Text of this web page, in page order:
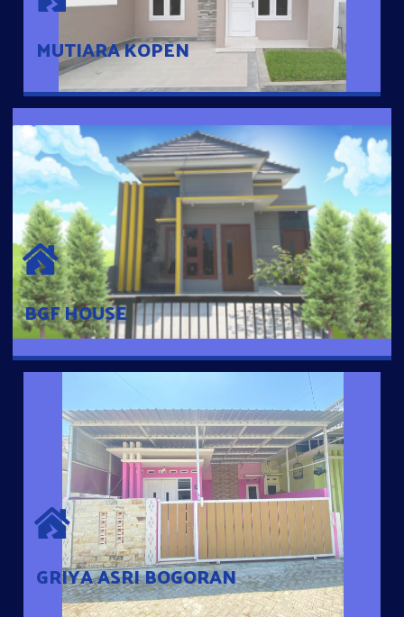
MUTIARA KOPEN
BGF HOUSE
BGF HOUSE
Hunian Mewah Pusat Kota dengan fasilitas Free Desain, Dapur,
Parkir Mobil dengan 3 Kamar Tidur dan 2 Kamar Mandi.
GRIYA ASRI BOGORAN
GRIYA ASRI BOGORAN
Desain Modern Minimalis dengan Konsep Rumah Pintar
Sehingga Memudahkan Penghuni mengakses rumahnya
dengan Ponsel